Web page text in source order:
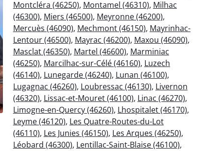
Montcléra (46250), Montamel (46310), Milhac
(46300), Miers (46500), Meyronne (46200),
Mercuès (46090), Mechmont (46150), Mayrinhac-
Lentour (46500), Mayrac (46200), Maxou (46090),
Masclat (46350), Martel (46600), Marminiac
(46250), Marcilhac-sur-Célé (46160), Luzech
(46140), Lunegarde (46240), Lunan (46100),
Lugagnac (46260), Loubressac (46130), Livernon
(46320), Lissac-et-Mouret (46100), Linac (46270),
Limogne-en-Quercy (46260), Lhospitalet (46170),
Leyme (46120), Les Quatre-Routes-du-Lot
(46110), Les Junies (46150), Les Arques (46250),
Léobard (46300), Lentillac-Saint-Blaise (46100),